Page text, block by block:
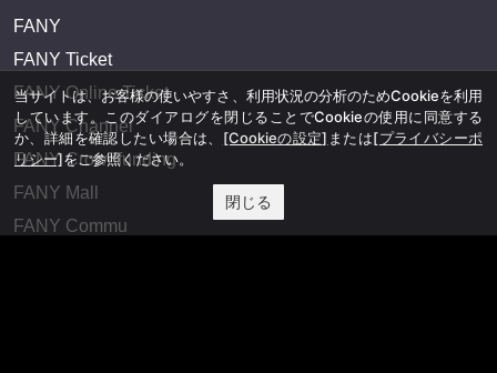
FANY
FANY Ticket
FANY Online Ticket
FANY Channel
FANY Crowdfunding
FANY Mall
FANY Commu
当サイトは、お客様の使いやすさ、利用状況の分析のためCookieを利用
しています。このダイアログを閉じることでCookieの使用に同意する
か、詳細を確認したい場合は、 [Cookieの設定] または[プライバシーポ
リシー]をご参照ください。
閉じる